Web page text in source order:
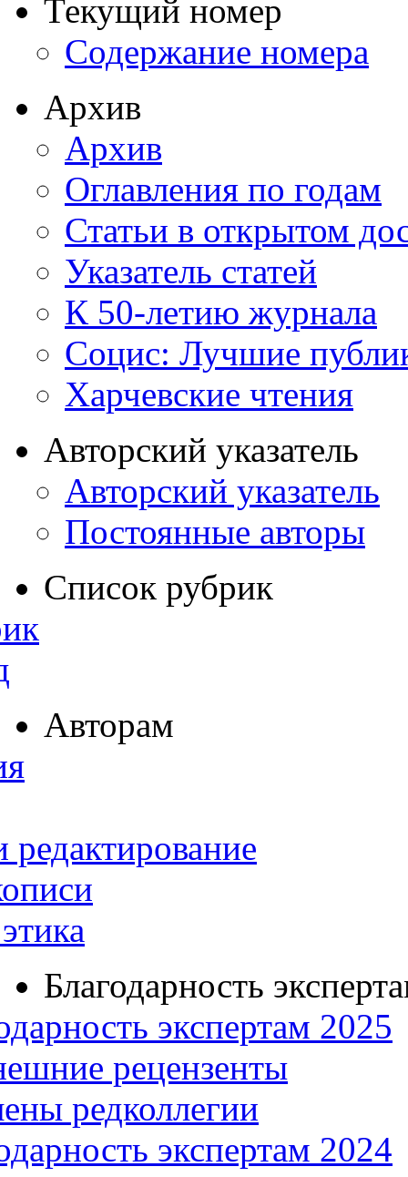
Текущий номер
Содержание номера
Архив
Архив
Оглавления по годам
Статьи в открытом
Указатель статей
К 50-летию журнала
Социс: Лучшие
Харчевские чтения
Авторский указатель
Авторский указатель
Постоянные авторы
Список рубрик
Авторам
редактирование
Благодарность
экспертам 2025
рецензенты
редколлегии
экспертам 2024